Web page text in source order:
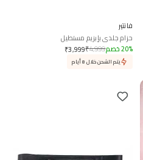
فانتير
حزام جلدي بإبزيم مستطيل
₹3,999₹4,999 20% خصم
يتم الشحن خلال 8 أيام